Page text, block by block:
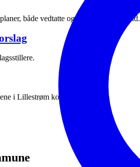
både vedtatte og planer under arbeid.
i Lillestrøm kommune.